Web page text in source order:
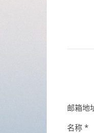
邮箱地
名称 *